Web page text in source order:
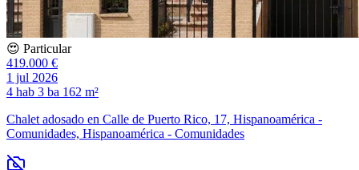
😍 Particular
419.000 €
1 jul 2026
4 hab 3 ba 162 m²
Chalet adosado en Calle de Puerto Rico, 17, Hispanoamérica -
Comunidades, Hispanoamérica - Comunidades